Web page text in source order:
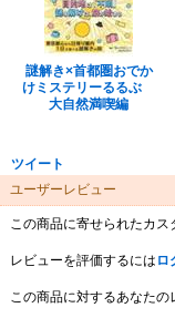
謎解き×首都圏おでか
けミステリーるるぶ
大自然満喫編
ツイート
ユーザーレビュー
この商品に寄せられたカス
レビューを評価するには ロ
この商品に対するあなたの